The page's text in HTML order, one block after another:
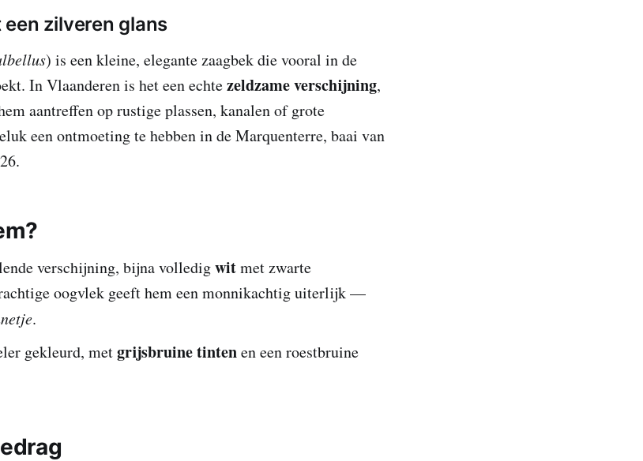
zilveren glans
) is een kleine, elegante zaagbek die vooral in de
In Vlaanderen is het een echtezeldzame verschijning,
aantreffen op rustige plassen, kanalen of grote
een ontmoeting te hebben in de Marquenterre, baai van
verschijning, bijna volledigwitmet zwarte
oogvlek geeft hem een monnikachtig uiterlijk —
.
gekleurd, metgrijsbruine tintenen een roestbruine